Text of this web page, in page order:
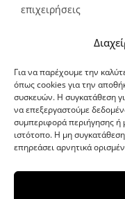
Για να παρέχουμε την
όπως cookies για την
συσκευών. Η συγκατάθεση
να επεξεργαστούμε
συμπεριφορά περιήγησης ή
ιστότοπο. Η μη
επηρεάσει αρνητικά
επιχειρήσεις
G-point.gr